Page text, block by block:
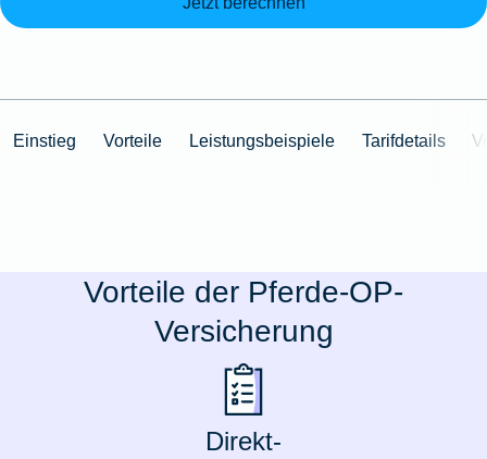
Einstieg Vorteile Leistungsbeispiele Tarifdetails
Vorteile der Pferde-OP-
Versicherung
Direkt-